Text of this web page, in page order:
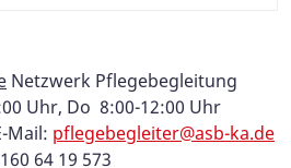
Netzwerk Pflegebegleitung
Uhr, Do 8:00-12:00 Uhr
Mail: pflegebegleiter@asb-ka.de
64 19 573